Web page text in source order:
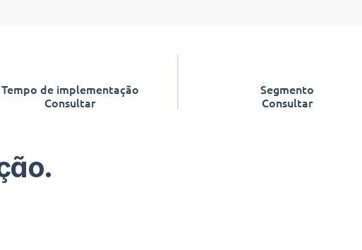
Tempo de implementação
Consultar
Segmento
Consultar